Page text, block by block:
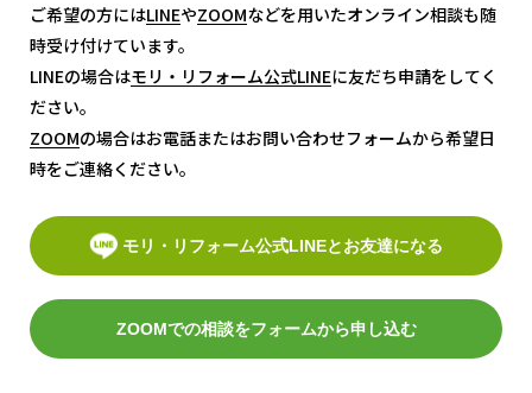
ご希望の方にはLINE
LINEやZOOM
ZOOMなどを用いたオンライン相談も随
時受け付けています。
LINEの場合はモリ・リフォーム公式LINE
モリ・リフォーム公式LINEに友だち申請をしてく
ださい。
ZOOM
ZOOMの場合はお電話またはお問い合わせフォームから希望日
時をご連絡ください。
モリ・リフォーム公式LINEとお友達になる
ZOOMでの相談をフォームから申し込む